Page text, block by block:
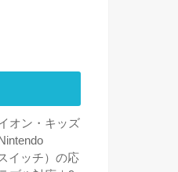
オン・キッズ
イッチ）の応